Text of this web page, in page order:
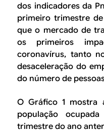
dos indicadores da
primeiro trimestre
que o mercado de
os primeiros
coronavírus, tanto
desaceleração do
do número de
O Gráfico 1 mostra
população
trimestre do ano